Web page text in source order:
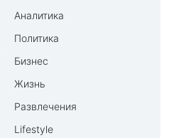
Аналитика
Политика
Бизнес
Жизнь
Развлечения
Lifestyle